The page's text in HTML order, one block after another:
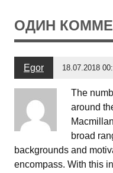
ОДИН
Egor 18.07.2018
The
around
broad
backgrounds and
encompass. With this